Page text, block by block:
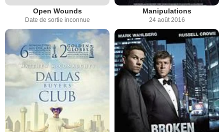
Open Wounds
Date de sortie inconnue
Manipulations
24 août 2016